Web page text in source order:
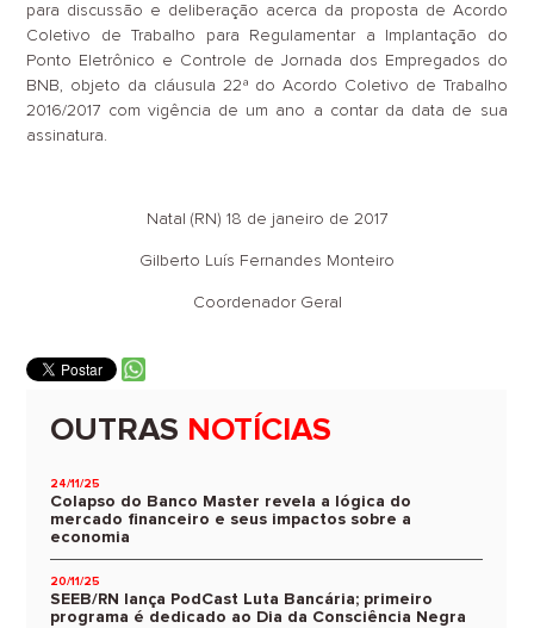
para discussão e deliberação acerca da proposta de Acordo
Coletivo de Trabalho para Regulamentar a Implantação do
Ponto Eletrônico e Controle de Jornada dos Empregados do
BNB, objeto da cláusula 22ª do Acordo Coletivo de Trabalho
2016/2017 com vigência de um ano a contar da data de sua
assinatura.
Natal (RN) 18 de janeiro de 2017
Gilberto Luís Fernandes Monteiro
Coordenador Geral
OUTRAS NOTÍCIAS
24/11/25
Colapso do Banco Master revela a lógica do
mercado financeiro e seus impactos sobre a
economia
20/11/25
SEEB/RN lança PodCast Luta Bancária; primeiro
programa é dedicado ao Dia da Consciência Negra